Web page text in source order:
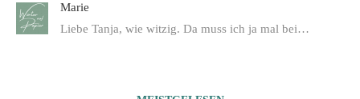
Marie
Liebe Tanja, wie witzig. Da muss ich ja mal bei…